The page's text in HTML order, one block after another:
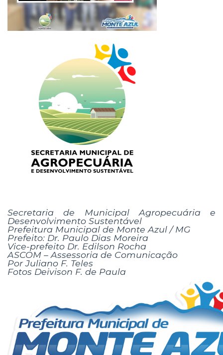
Secretaria de Municipal Agropecuária e
Desenvolvimento Sustentável
Prefeitura Municipal de Monte Azul / MG
Prefeito: Dr. Paulo Dias Moreira
Vice-prefeito Dr. Edilson Rocha
ASCOM – Assessoria de Comunicação
Por Juliano F. Teles
Fotos Deivison F. de Paula